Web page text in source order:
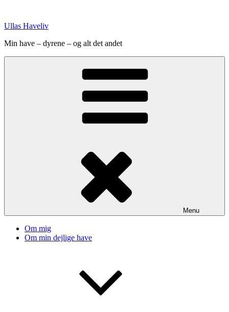
indhold
Ullas Haveliv
Min have – dyrene – og alt det andet
Menu
Om mig
Om min dejlige have